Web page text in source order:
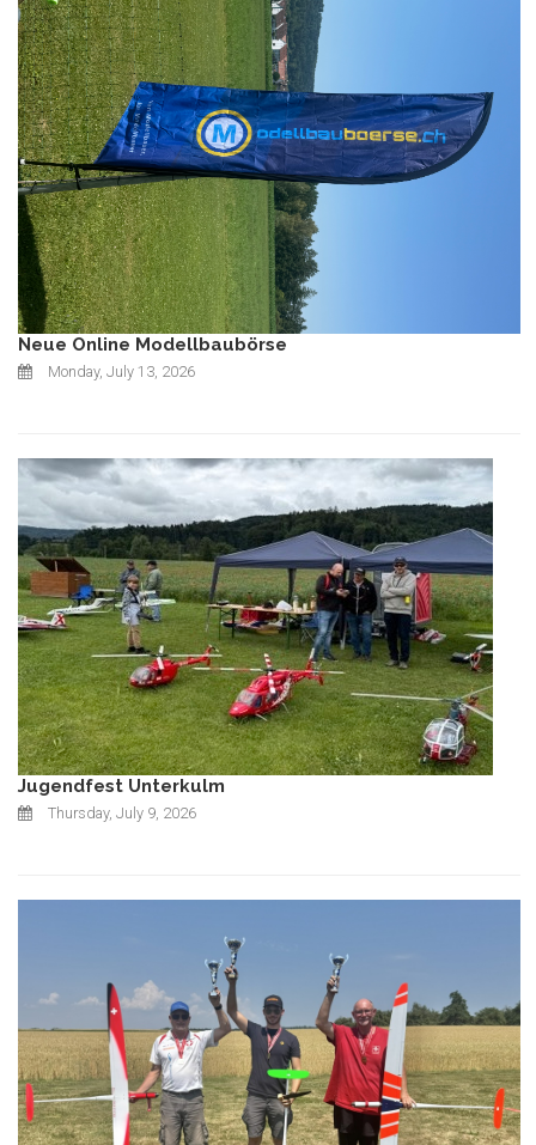
Neue Online Modellbaubörse
Monday, July 13, 2026
Jugendfest Unterkulm
Thursday, July 9, 2026